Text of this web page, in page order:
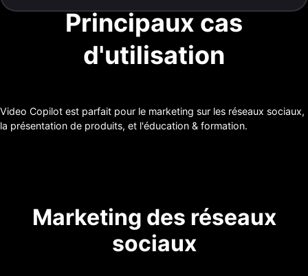
Principaux cas
d'utilisation
Video Copilot est parfait pour le marketing sur les réseaux sociaux,
la présentation de produits, et l'éducation & formation.
Marketing des réseaux
sociaux